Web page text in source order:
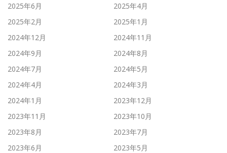
2025年6月
2025年4月
2025年2月
2025年1月
2024年12月
2024年11月
2024年9月
2024年8月
2024年7月
2024年5月
2024年4月
2024年3月
2024年1月
2023年12月
2023年11月
2023年10月
2023年8月
2023年7月
2023年6月
2023年5月